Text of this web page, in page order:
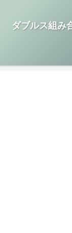
ダブルス組み